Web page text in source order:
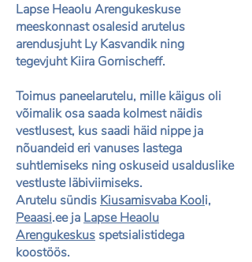
Lapse Heaolu Arengukeskuse
meeskonnast osalesid arutelus
arendusjuht Ly Kasvandik ning
tegevjuht Kiira Gornischeff.
Toimus paneelarutelu, mille käigus oli
võimalik osa saada kolmest näidis
vestlusest, kus saadi häid nippe ja
nõuandeid eri vanuses lastega
suhtlemiseks ning oskuseid usalduslike
vestluste läbiviimiseks.
Arutelu sündis Kiusamisvaba Kooli,
Peaasi.ee ja Lapse Heaolu
Arengukeskus spetsialistidega
koostöös.